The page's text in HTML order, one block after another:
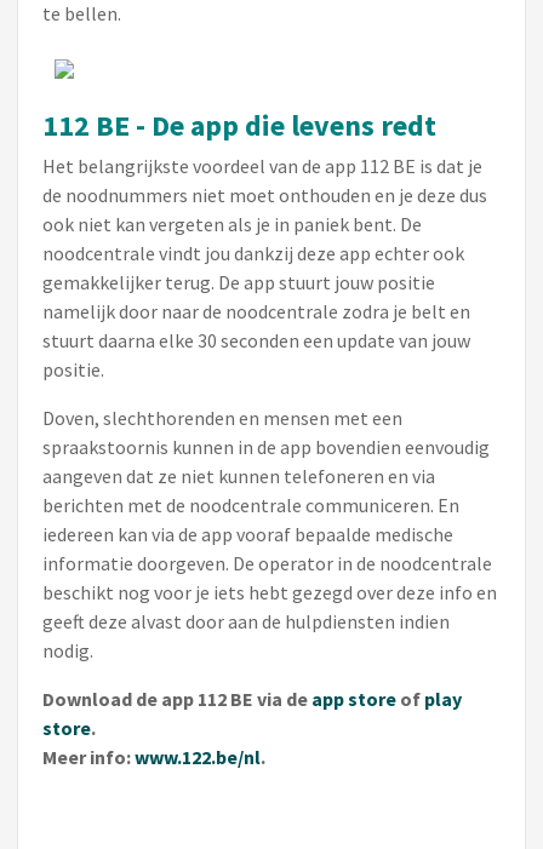
te bellen.
112 BE - De app die levens redt
Het belangrijkste voordeel van de app 112 BE is dat je
de noodnummers niet moet onthouden en je deze dus
ook niet kan vergeten als je in paniek bent. De
noodcentrale vindt jou dankzij deze app echter ook
gemakkelijker terug. De app stuurt jouw positie
namelijk door naar de noodcentrale zodra je belt en
stuurt daarna elke 30 seconden een update van jouw
positie.
Doven, slechthorenden en mensen met een
spraakstoornis kunnen in de app bovendien eenvoudig
aangeven dat ze niet kunnen telefoneren en via
berichten met de noodcentrale communiceren. En
iedereen kan via de app vooraf bepaalde medische
informatie doorgeven. De operator in de noodcentrale
beschikt nog voor je iets hebt gezegd over deze info en
geeft deze alvast door aan de hulpdiensten indien
nodig.
Download de app 112 BE via de app store of play
store.
Meer info:www.122.be/nl.